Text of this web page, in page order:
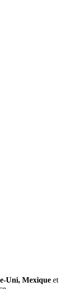
Uni, Mexique et